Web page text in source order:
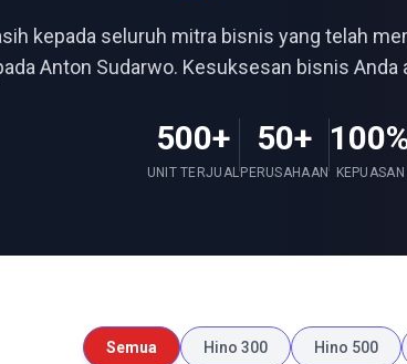
kepada seluruh mitra bisnis yang telah
Anton Sudarwo. Kesuksesan bisnis Anda
500+
UNIT TERJUAL
50+
PERUSAHAAN KEPUASAN
Semua Hino 300 Hino 500